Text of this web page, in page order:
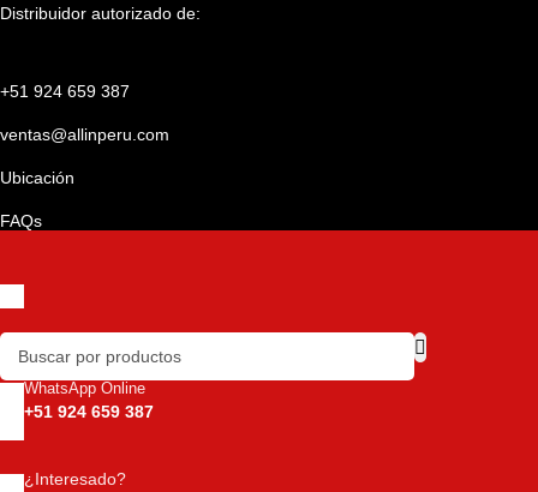
Distribuidor autorizado de:
+51 924 659 387
ventas@allinperu.com
Ubicación
FAQs
WhatsApp Online
+51 924 659 387
¿Interesado?